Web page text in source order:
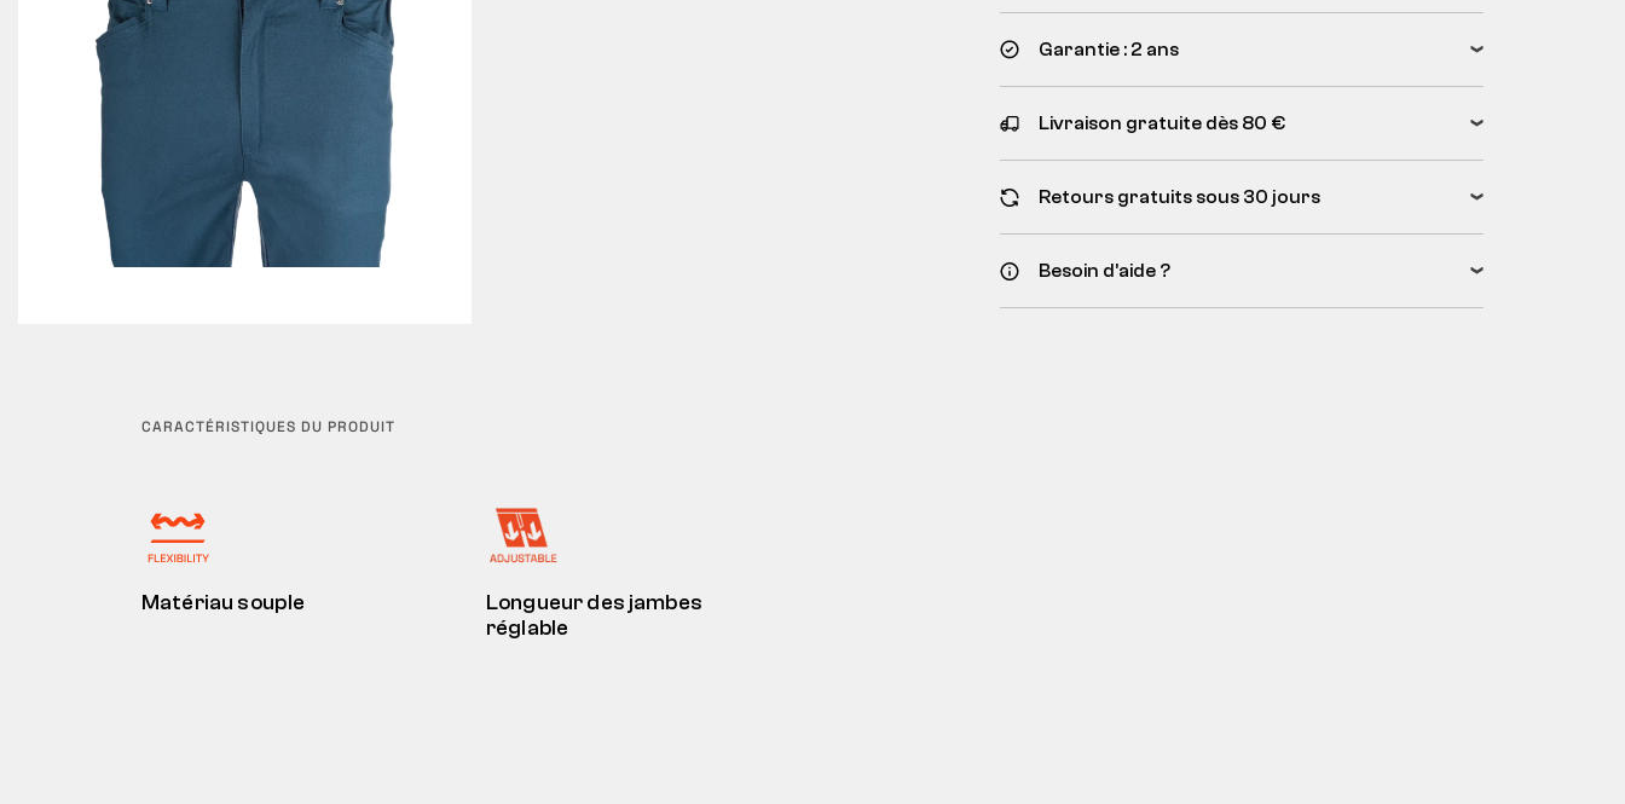
Garantie : 2 ans
Livraison gratuite dès 80 €
Retours gratuits sous 30 jours
Besoin d’aide ?
CARACTÉRISTIQUES DU PRODUIT
Matériau souple
Longueur des jambes
réglable